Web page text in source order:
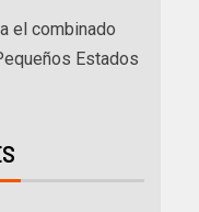
el combinado
Estados